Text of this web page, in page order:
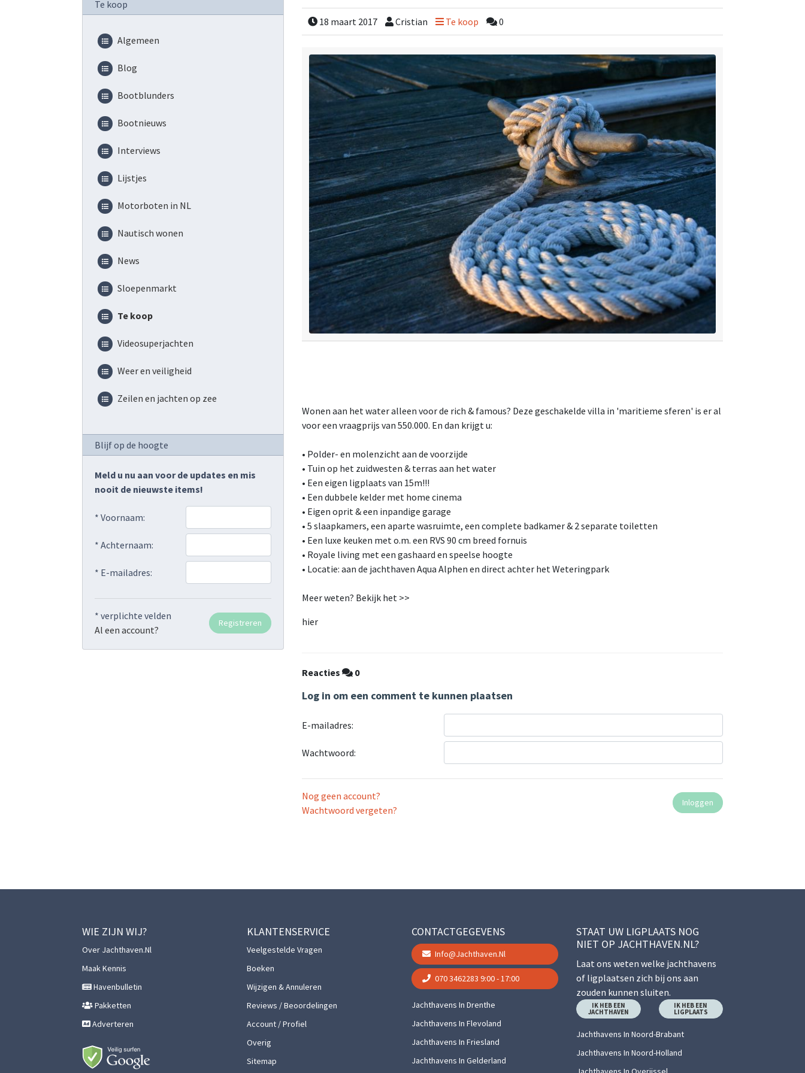
Te koop
Algemeen
Blog
Bootblunders
Bootnieuws
Interviews
Lijstjes
Motorboten in NL
Nautisch wonen
News
Sloepenmarkt
Te koop
Videosuperjachten
Weer en veiligheid
Zeilen en jachten op zee
Blijf op de hoogte
Meld u nu aan voor de updates en mis
nooit de nieuwste items!
* Voornaam:
* Achternaam:
* E-mailadres:
* verplichte velden
Al een account?
18 maart 2017 Cristian Te koop 0
Wonen aan het water alleen voor de rich & famous? Deze geschakelde villa in 'maritieme sferen' is er al
voor een vraagprijs van 550.000. En dan krijgt u:
• Polder- en molenzicht aan de voorzijde
• Tuin op het zuidwesten & terras aan het water
• Een eigen ligplaats van 15m!!!
• Een dubbele kelder met home cinema
• Eigen oprit & een inpandige garage
• 5 slaapkamers, een aparte wasruimte, een complete badkamer & 2 separate toiletten
• Een luxe keuken met o.m. een RVS 90 cm breed fornuis
• Royale living met een gashaard en speelse hoogte
• Locatie: aan de jachthaven Aqua Alphen en direct achter het Weteringpark
Meer weten? Bekijk het >>
hier
Reacties 0
Log in om een comment te kunnen plaatsen
E-mailadres:
Wachtwoord:
Nog geen account?
Wachtwoord vergeten?
WIE ZIJN WIJ?
Over Jachthaven.nl
Maak Kennis
Havenbulletin
Pakketten
Adverteren
KLANTENSERVICE
Veelgestelde Vragen
Boeken
Wijzigen & Annuleren
Reviews / Beoordelingen
Account / Profiel
Overig
Sitemap
CONTACTGEGEVENS
Info@jachthaven.nl
070 3462283 9:00 - 17:00
Jachthavens In Drenthe
Jachthavens In Flevoland
Jachthavens In Friesland
Jachthavens In Gelderland
STAAT UW LIGPLAATS NOG
NIET OP JACHTHAVEN.NL?
Laat ons weten welke jachthavens
of ligplaatsen zich bij ons aan
zouden kunnen sluiten.
IK HEB EEN
JACHTHAVEN
IK HEB EEN
LIGPLAATS
Jachthavens In Noord-Brabant
Jachthavens In Noord-Holland